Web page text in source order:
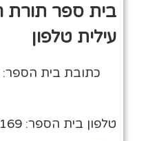
בית ספר תורת
עילית טלפון
כתובת בית הספר:
טלפון בית הספר: 02-5002169